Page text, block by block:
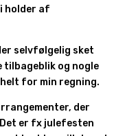
holder af
selvfølgelig sket
tilbageblik og nogle
for min regning.
der
er fx julefesten